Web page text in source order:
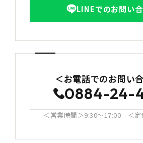
LINEでのお問い
＜お電話でのお問い
0884-24-
＜営業時間＞9:30〜17:00 ＜定